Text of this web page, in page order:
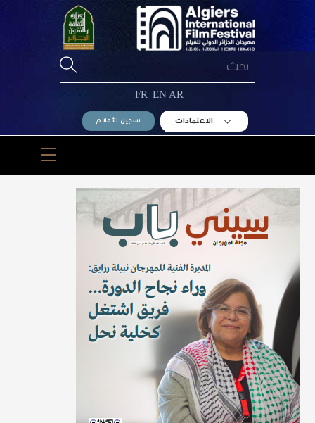
AR
EN
FR
الاعتمادات تسجيل الأفلام
Menu